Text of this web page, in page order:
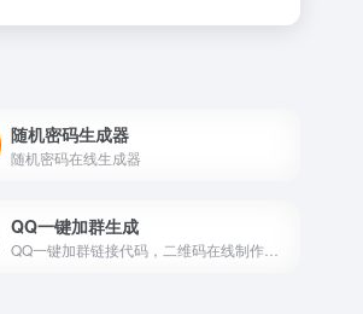
随机密码生成器
随机密码在线生成器
QQ一键加群生成